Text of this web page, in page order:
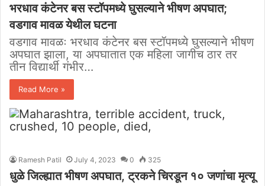
भरधाव कंटेनर बस स्टॉपमध्ये घुसल्याने भीषण अपघात;
वडगाव मावळ येथील घटना
वडगाव मावळः भरधाव कंटेनर बस स्टॉपमध्ये घुसल्याने भीषण
अपघात झाला, या अपघातात एक महिला जागीच ठार तर
तीन विद्यार्थी गंभीर…
Read More »
Ramesh Patil July 4, 2023 0 325
धुळे जिल्ह्यात भीषण अपघात, ट्रकने चिरडून १० जणांचा मृत्यू